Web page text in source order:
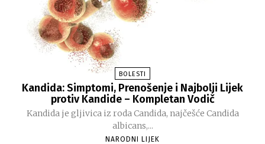
BOLESTI
Kandida: Simptomi, Prenošenje i Najbolji Lijek
protiv Kandide – Kompletan Vodič
Kandida je gljivica iz roda Candida, najčešće Candida
albicans,...
NARODNI LIJEK